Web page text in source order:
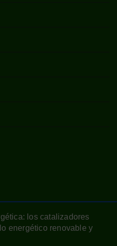
los catalizadores
energético renovable y